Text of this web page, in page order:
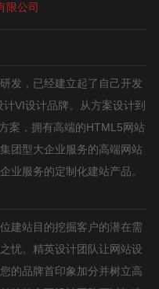
限公司
发，已经建立起了自己开发
VI设计品牌。从方案设计到
案，拥有高端的HTML5网站
团型大企业服务的高端网站
业服务的定制化建站产品。
建站目的挖掘客户的潜在需
忧。精英设计团队让网站设
的品牌首印象加分并树立高